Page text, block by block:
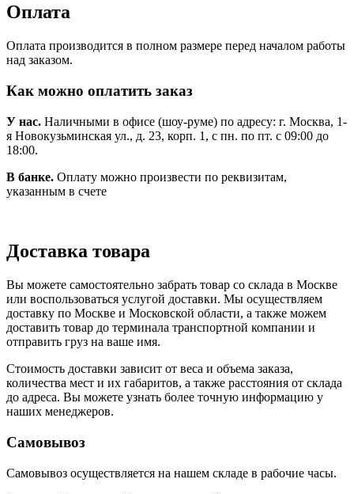
Оплата
Оплата производится в полном размере перед началом работы
над заказом.
Как можно оплатить заказ
У нас. Наличными в офисе (шоу-руме) по адресу: г. Москва, 1-
я Новокузьминская ул., д. 23, корп. 1, с пн. по пт. с 09:00 до
18:00.
В банке. Оплату можно произвести по реквизитам,
указанным в счете
Доставка товара
Вы можете самостоятельно забрать товар со склада в Москве
или воспользоваться услугой доставки. Мы осуществляем
доставку по Москве и Московской области, а также можем
доставить товар до терминала транспортной компании и
отправить груз на ваше имя.
Стоимость доставки зависит от веса и объема заказа,
количества мест и их габаритов, а также расстояния от склада
до адреса. Вы можете узнать более точную информацию у
наших менеджеров.
Самовывоз
Самовывоз осуществляется на нашем складе в рабочие часы.